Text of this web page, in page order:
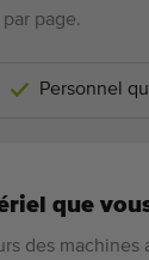
page.
Personnel
que
des machines